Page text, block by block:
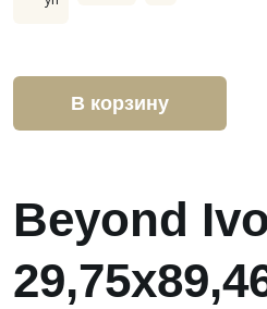
Beyond
В корзину